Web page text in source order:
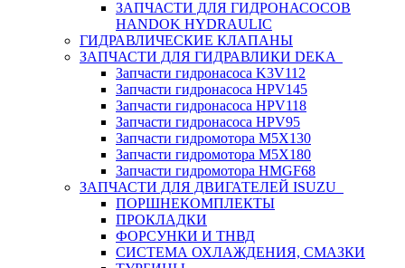
ЗАПЧАСТИ ДЛЯ ГИДРОНАСОСОВ
HANDOK HYDRAULIC
ГИДРАВЛИЧЕСКИЕ КЛАПАНЫ
ЗАПЧАСТИ ДЛЯ ГИДРАВЛИКИ DEKA
Запчасти гидронасоса K3V112
Запчасти гидронасоса HPV145
Запчасти гидронасоса HPV118
Запчасти гидронасоса HPV95
Запчасти гидромотора M5X130
Запчасти гидромотора M5X180
Запчасти гидромотора HMGF68
ЗАПЧАСТИ ДЛЯ ДВИГАТЕЛЕЙ ISUZU
ПОРШНЕКОМПЛЕКТЫ
ПРОКЛАДКИ
ФОРСУНКИ И ТНВД
СИСТЕМА ОХЛАЖДЕНИЯ, СМАЗКИ